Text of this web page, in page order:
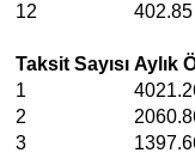
12
402.85
Taksit Sayısı Aylık
1
2
3